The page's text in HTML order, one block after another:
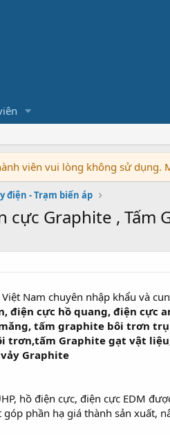
viên vui lòng không sử
điện - Trạm biến áp
cực Graphite , Tấm
Nam chuyên nhập khẩu và
cực hồ quang, điện cực
tấm graphite bôi trơn
Graphite gạt vật
Graphite
hồ điện cực, điện cực EDM
phần hạ giá thành sản xuất,